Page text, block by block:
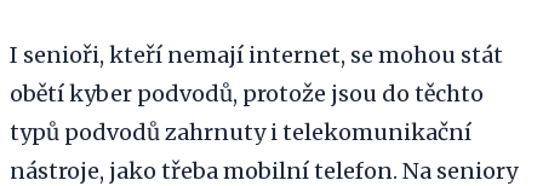
I senioři, kteří nemají internet, se mohou stát
obětí kyber podvodů, protože jsou do těchto
typů podvodů zahrnuty i telekomunikační
nástroje, jako třeba mobilní telefon. Na seniory